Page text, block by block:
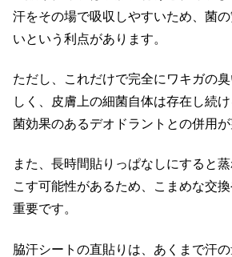
汗をその場で吸収しやすいため、菌
いという利点があります。
ただし、これだけで完全にワキガの
しく、皮膚上の細菌自体は存在し続
菌効果のあるデオドラントとの併用が
また、長時間貼りっぱなしにすると
こす可能性があるため、こまめな交
重要です。
脇汗シートの直貼りは、あくまで汗